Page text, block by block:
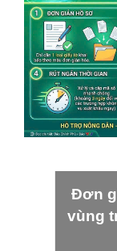
Đơn
vùng